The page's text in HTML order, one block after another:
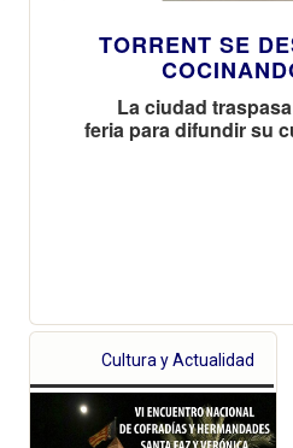
TORRENT SE
La ciudad
feria para difundir su
Cultura y Actualidad